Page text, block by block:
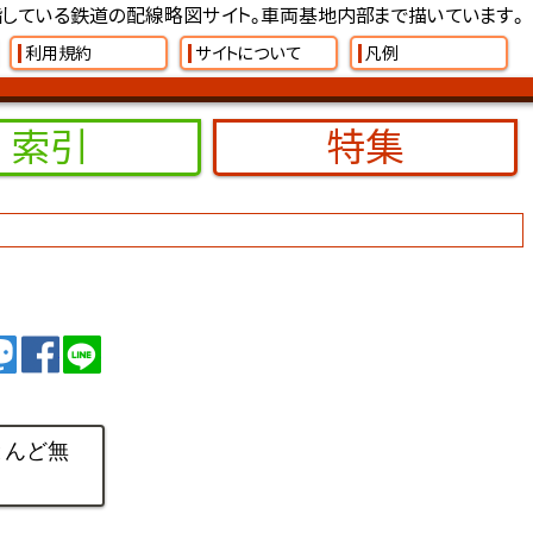
ている鉄道の配線略図サイト。車両基地内部まで描いています。
利用規約 サイトについて 凡例
索引 特集
ート
トゥート
シェア
ど無